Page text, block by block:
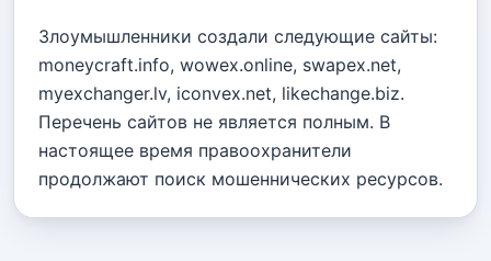
Злоумышленники создали следующие сайты:
moneycraft.info, wowex.online, swapex.net,
myexchanger.lv, iconvex.net, likechange.biz.
Перечень сайтов не является полным. В
настоящее время правоохранители
продолжают поиск мошеннических ресурсов.